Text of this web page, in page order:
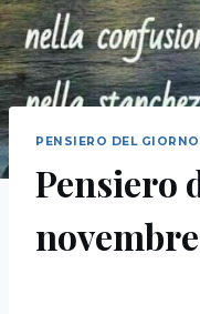
PENSIERO DEL GIORNO
Pensiero